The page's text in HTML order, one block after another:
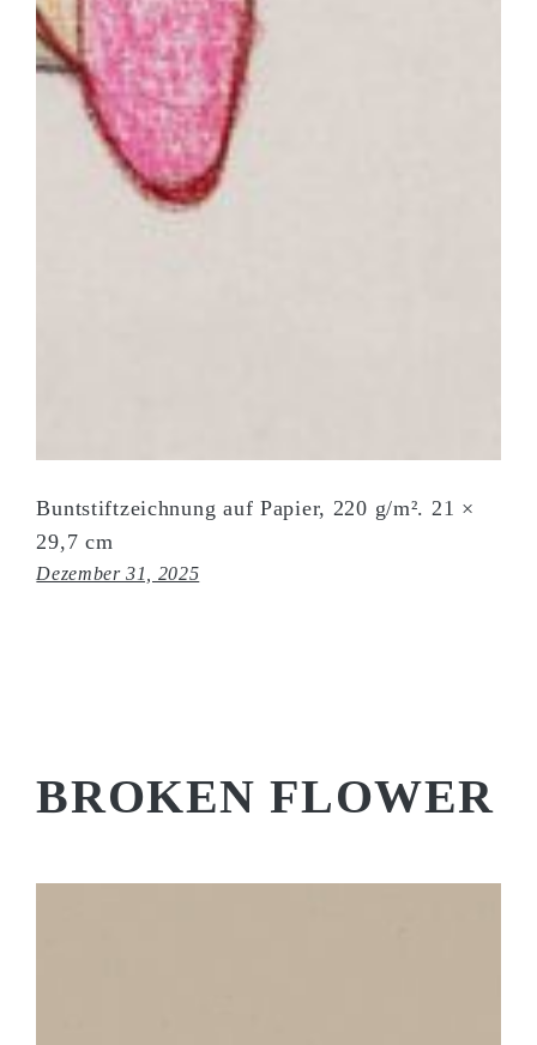
Buntstiftzeichnung auf Papier, 220 g/m². 21 ×
29,7 cm
Dezember 31, 2025
BROKEN FLOWER